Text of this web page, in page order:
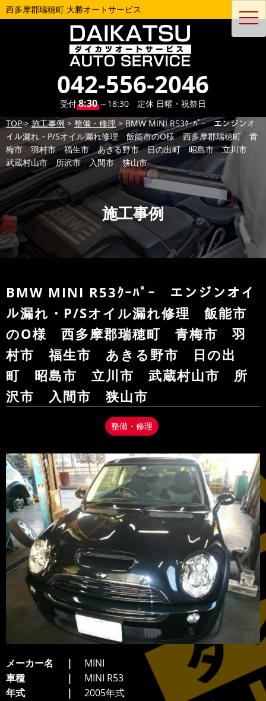
西多摩郡瑞穂町 大勝オートサービス
042-556-2046
受付8:30 ～18:30 定休 日曜・祝祭日
TOP>施工事例> 整備・修理 >BMW MINI R53ｸｰﾊﾟｰ エンジンオ
イル漏れ・P/Sオイル漏れ修理 飯能市のO様 西多摩郡瑞穂町 青
梅市 羽村市 福生市 あきる野市 日の出町 昭島市 立川市
武蔵村山市 所沢市 入間市 狭山市
施工事例
BMW MINI R53ｸｰﾊﾟｰ エンジンオイ
ル漏れ・P/Sオイル漏れ修理 飯能市
のO様 西多摩郡瑞穂町 青梅市 羽
村市 福生市 あきる野市 日の出
町 昭島市 立川市 武蔵村山市 所
沢市 入間市 狭山市
整備・修理
メーカー名
MINI
車種
MINI R53
年式
2005年式